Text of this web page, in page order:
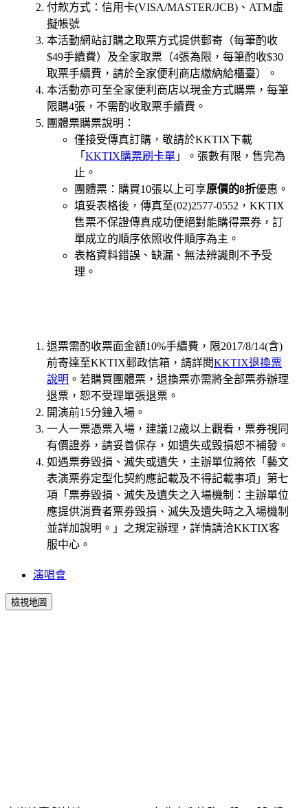
付款方式：信用卡(VISA/MASTER/JCB)、ATM虛
擬帳號
本活動網站訂購之取票方式提供郵寄（每筆酌收
$49手續費）及全家取票（4張為限，每筆酌收$30
取票手續費，請於全家便利商店繳納給櫃臺）。
本活動亦可至全家便利商店以現金方式購票，每筆
限購4張，不需酌收取票手續費。
團體票購票說明：
僅接受傳真訂購，敬請於KKTIX下載
「 KKTIX購票刷卡單 」。張數有限，售完為
止。
團體票：購買10張以上可享原價的8折優惠。
填妥表格後，傳真至(02)2577-0552，KKTIX
售票不保證傳真成功便絕對能購得票券，訂
單成立的順序依照收件順序為主。
表格資料錯誤、缺漏、無法辨識則不予受
理。
退票需酌收票面金額10%手續費，限2017/8/14(含)
前寄達至KKTIX郵政信箱，請詳閱KKTIX退換票
說明 。 若購買團體票，退換票亦需將全部票券辦理
退票，恕不受理單張退票。
開演前15分鐘入場。
一人一票憑票入場，建議12歲以上觀看，票券視同
有價證券，請妥善保存，如遺失或毀損恕不補發。
如遇票券毀損、滅失或遺失，主辦單位將依「藝文
表演票券定型化契約應記載及不得記載事項」第七
項「票券毀損、滅失及遺失之入場機制：主辦單位
應提供消費者票券毀損、滅失及遺失時之入場機制
並詳加說明。」之規定辦理，詳情請洽KKTIX客
服中心。
演唱會
檢視地圖